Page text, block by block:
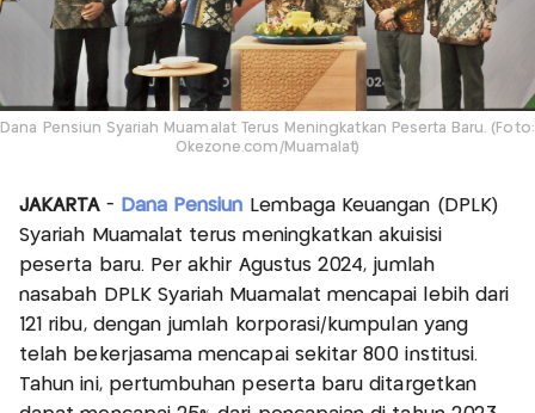
Dana Pensiun Syariah Muamalat Terus Meningkatkan Peserta Baru. (Foto:
Okezone.com/Muamalat)
JAKARTA - Dana Pensiun Lembaga Keuangan (DPLK)
Syariah Muamalat terus meningkatkan akuisisi
peserta baru. Per akhir Agustus 2024, jumlah
nasabah DPLK Syariah Muamalat mencapai lebih dari
121 ribu, dengan jumlah korporasi/kumpulan yang
telah bekerjasama mencapai sekitar 800 institusi.
Tahun ini, pertumbuhan peserta baru ditargetkan